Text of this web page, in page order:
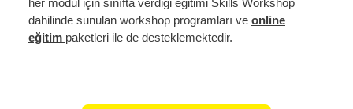
her modül için sınıfta verdiği eğitimi Skills Workshop
dahilinde sunulan workshop programları ve online
eğitim paketleri ile de desteklemektedir.